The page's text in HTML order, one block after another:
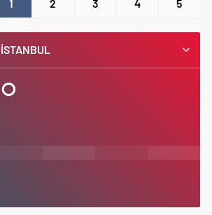
1 2 3 4 5
İSTANBUL
°